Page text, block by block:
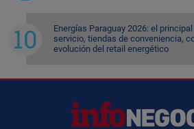
Energías Paraguay 2026: el
servicio, tiendas de conveniencia,
evolución del retail energético